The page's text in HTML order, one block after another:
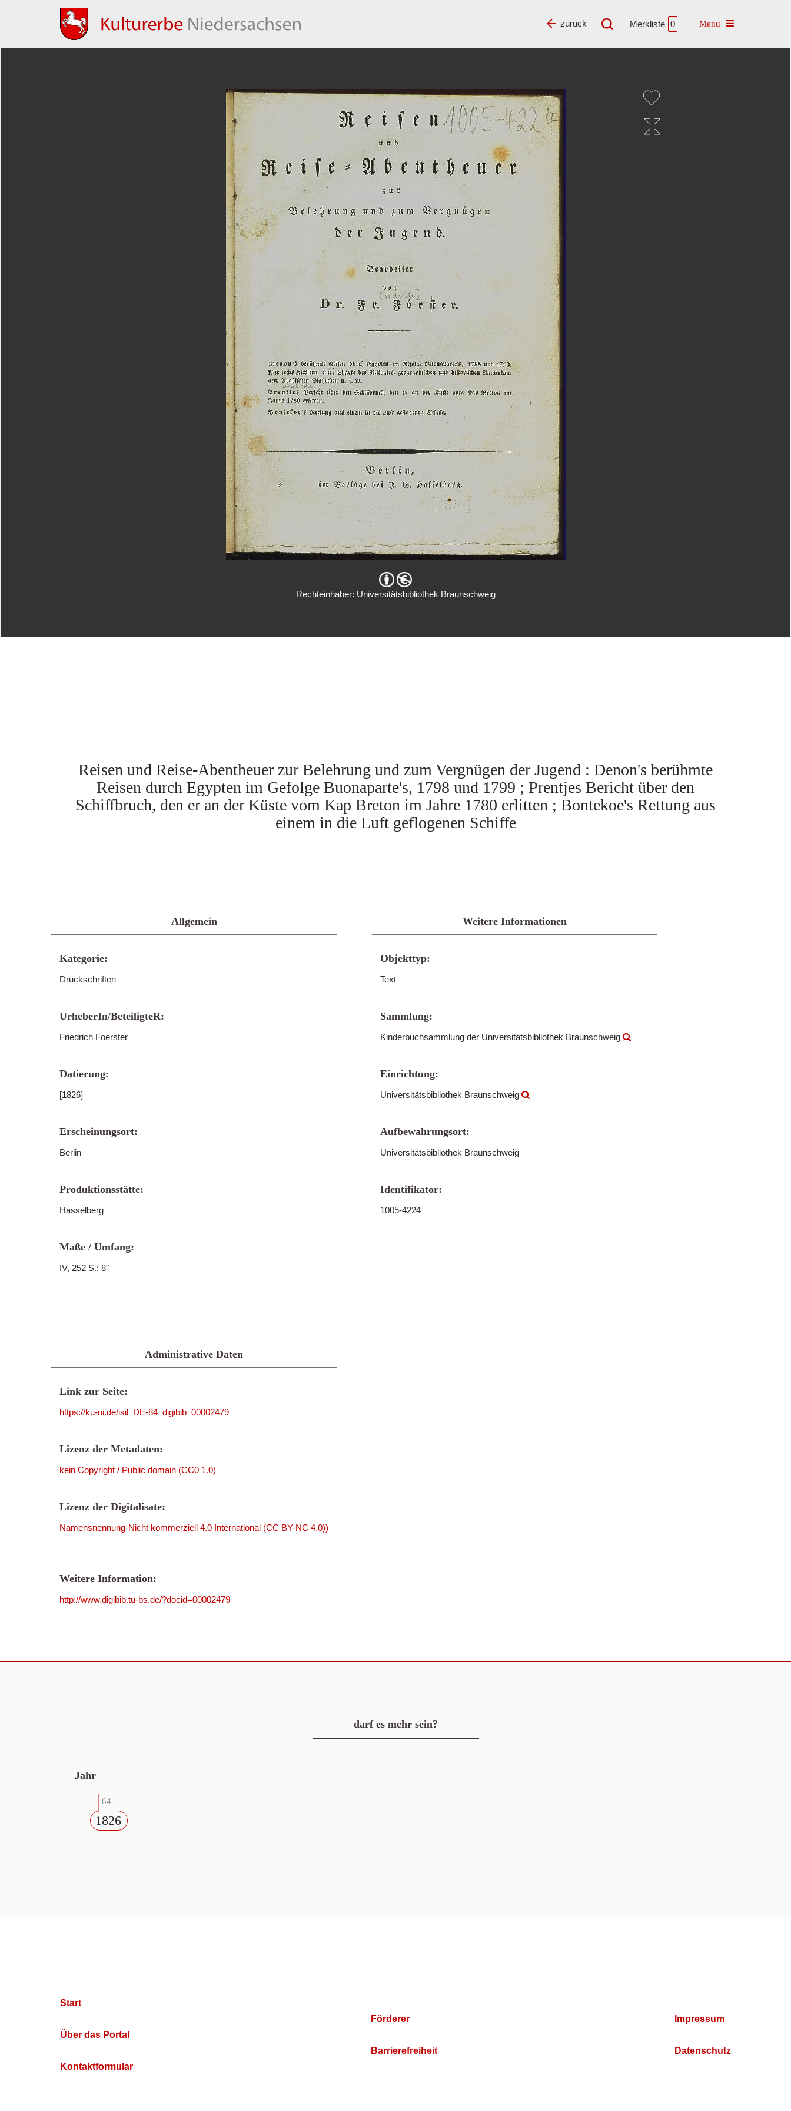
Merkliste 0 Toggle navigation
zurück
Rechteinhaber: Universitätsbibliothek Braunschweig
Reisen und Reise-Abentheuer zur Belehrung und zum Vergnügen der Jugend : Denon's berühmte
Reisen durch Egypten im Gefolge Buonaparte's, 1798 und 1799 ; Prentjes Bericht über den
Schiffbruch, den er an der Küste vom Kap Breton im Jahre 1780 erlitten ; Bontekoe's Rettung aus
einem in die Luft geflogenen Schiffe
Allgemein
Kategorie:
Druckschriften
UrheberIn/BeteiligteR:
Friedrich Foerster
Datierung:
[1826]
Erscheinungsort:
Berlin
Produktionsstätte:
Hasselberg
Maße / Umfang:
IV, 252 S.; 8"
Weitere Informationen
Objekttyp:
Text
Sammlung:
Kinderbuchsammlung der Universitätsbibliothek Braunschweig
Einrichtung:
Universitätsbibliothek Braunschweig
Aufbewahrungsort:
Universitätsbibliothek Braunschweig
Identifikator:
1005-4224
Administrative Daten
Link zur Seite:
https://ku-ni.de/isil_DE-84_digibib_00002479
Lizenz der Metadaten:
kein Copyright / Public domain (CC0 1.0)
Lizenz der Digitalisate:
Namensnennung-Nicht kommerziell 4.0 International (CC BY-NC 4.0))
Weitere Information:
http://www.digibib.tu-bs.de/?docid=00002479
darf es mehr sein?
Jahr
64
1826
Start
Über das Portal
Kontaktformular
Förderer
Barrierefreiheit
Impressum
Datenschutz